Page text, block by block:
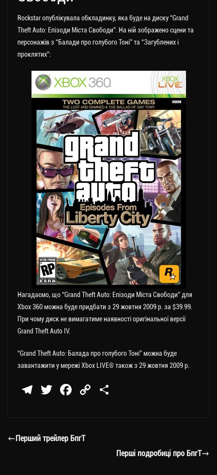
Rockstar опублікувала обкладинку, яка буде на диску “Grand
Theft Auto: Епізоди Міста Свободи”. На ній зображено сцени та
персонажів з “Балади про голубого Тоні” та “Загублених і
проклятих”:
Нагадаємо, що “Grand Theft Auto: Епізоди Міста Свободи” для
Xbox 360 можна буде придбати з 29 жовтня 2009 р. за $39.99.
При чому диск не вимагатиме наявності оригінальної версії
Grand Theft Auto IV.
“Grand Theft Auto: Балада про голубого Тоні” можна буде
завантажити у мережі Xbox LIVE® також з 29 жовтня 2009 р.
Te
a
T
er
Fa
ok
C
ти
Перший трейлер БпгТ
Перші подробиці про БпгТ